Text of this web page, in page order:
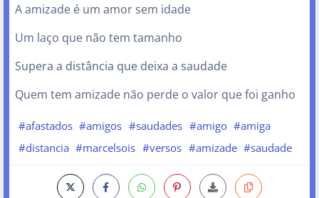
A amizade é um amor sem idade
Um laço que não tem tamanho
Supera a distância que deixa a saudade
Quem tem amizade não perde o valor que foi ganho
#afastados #amigos #saudades #amigo #amiga
#distancia #marcelsois #versos #amizade #saudade